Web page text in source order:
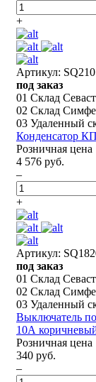
+
Артикул:
под заказ
01 Склад
02 Склад
03 Удаленный
Конденсатор
Розничная цена
4 576 руб.
–
+
Артикул:
под заказ
01 Склад
02 Склад
03 Удаленный
Выключатель
10А
Розничная цена
340 руб.
–